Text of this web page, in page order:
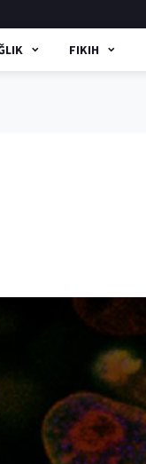
FIKIH